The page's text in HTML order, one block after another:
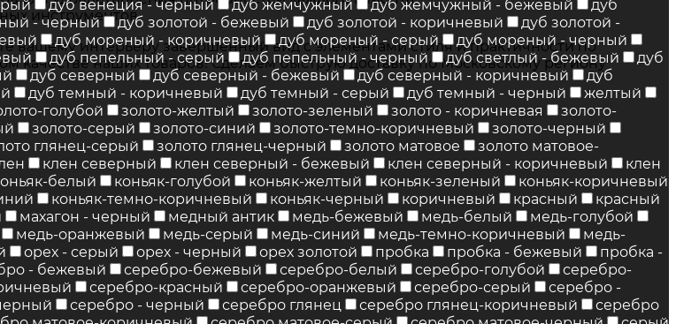
инструментов.
вашему интерьеру завершенный вид с элементами стиля и практичности по
качестве наших товаров! Сделаем быструю доставку по Московскому региону
дуб венеция - черный дуб жемчужный дуб жемчужный - бежевый
дуб
- черный дуб золотой - бежевый дуб золотой - коричневый
дуб золотой -
дуб мореный - коричневый дуб мореный - серый
дуб мореный - черный
дуб пепельный - серый дуб пепельный - черный дуб светлый - бежевый
дуб
дуб северный дуб северный - бежевый дуб северный - коричневый
дуб
дуб темный - коричневый дуб темный - серый дуб темный - черный
желтый
голубой золото-желтый золото-зеленый золото - коричневая
золото-
золото-серый золото-синий золото-темно-коричневый
золото-черный
глянец-серый золото глянец-черный золото матовое
золото матовое-
клен северный клен северный - бежевый клен северный - коричневый
клен
белый коньяк-голубой коньяк-желтый коньяк-зеленый
коньяк-коричневый
коньяк-темно-коричневый коньяк-черный коричневый красный
красный
махагон - черный медный антик медь-бежевый медь-белый
медь-голубой
медь-оранжевый медь-серый медь-синий медь-темно-коричневый
медь-
орех - серый орех - черный орех золотой пробка пробка - бежевый
пробка -
- бежевый серебро-бежевый серебро-белый серебро-голубой
серебро-
серебро-красный серебро-оранжевый серебро-серый
серебро -
серебро - черный серебро глянец серебро глянец-коричневый
серебро